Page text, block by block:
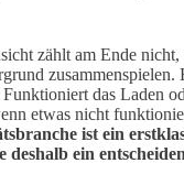
zählt am Ende
zusammenspielen.
das Laden
etwas nicht
ist ein
deshalb ein